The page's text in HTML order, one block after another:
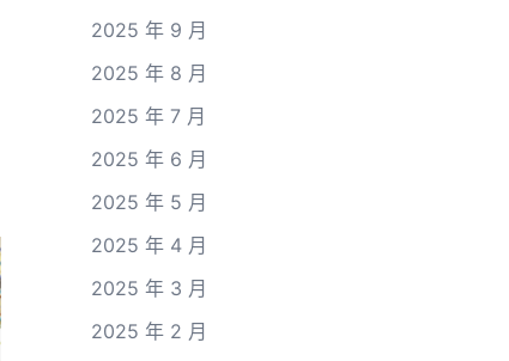
2025 年 9 月
2025 年 8 月
2025 年 7 月
2025 年 6 月
2025 年 5 月
2025 年 4 月
2025 年 3 月
2025 年 2 月